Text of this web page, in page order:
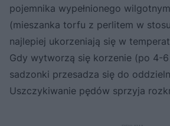
pojemnika wypełnionego
(mieszanka torfu z perlitem w
najlepiej ukorzeniają się w
Gdy wytworzą się korzenie (po 4-
sadzonki przesadza się do
Uszczykiwanie pędów sprzyja